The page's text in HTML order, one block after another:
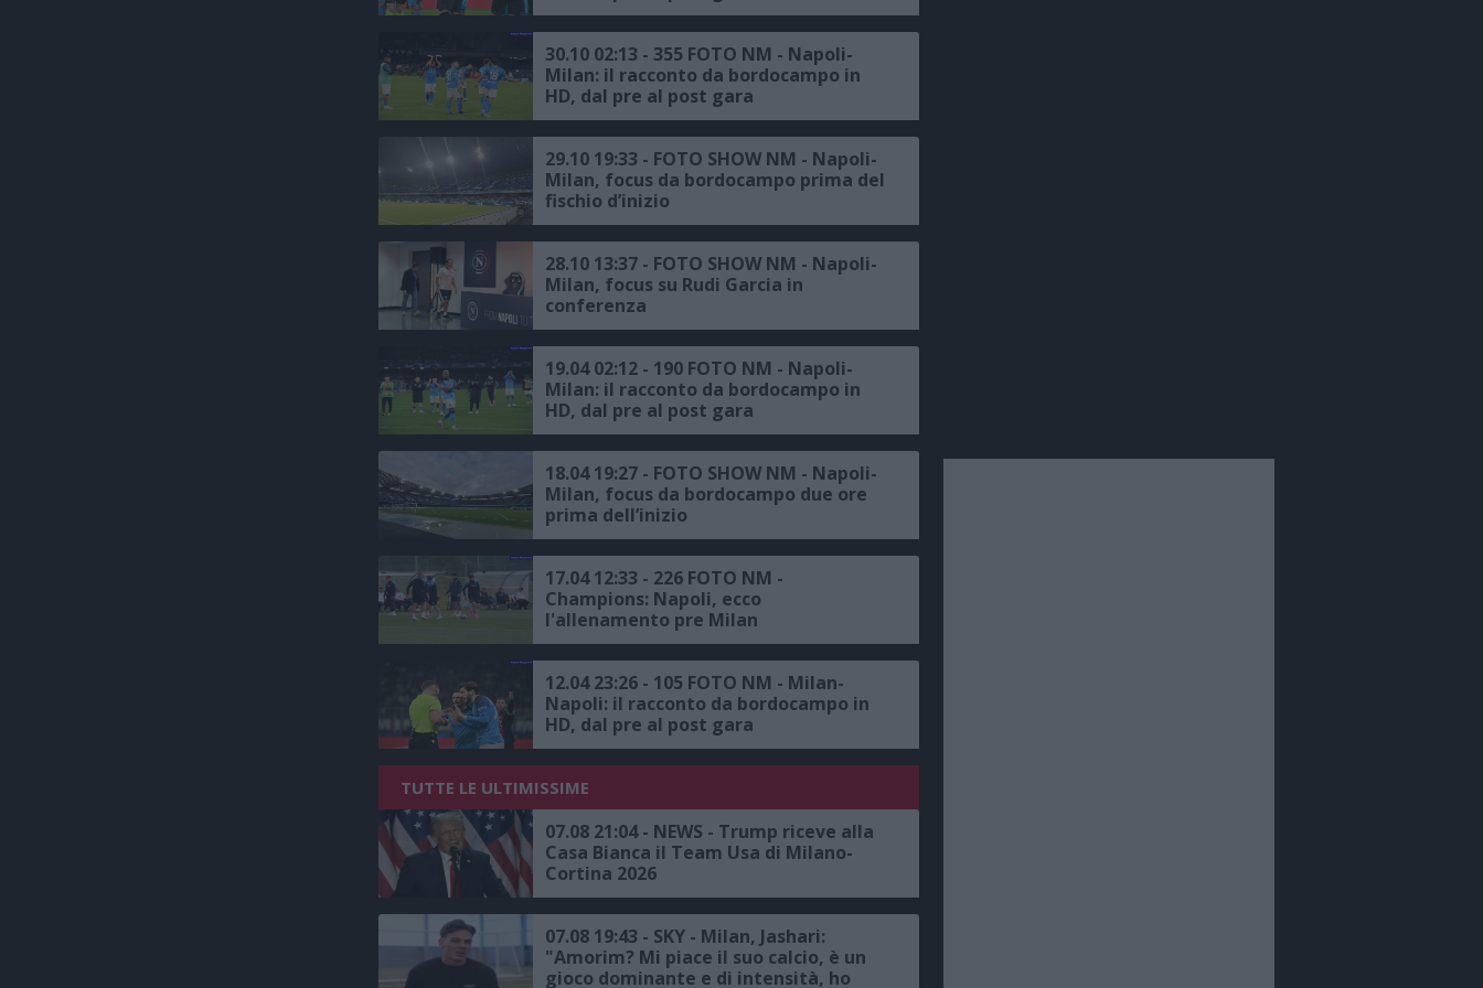
30.10 02:13 - 355 FOTO NM - Napoli-
Milan: il racconto da bordocampo in
HD, dal pre al post gara
29.10 19:33 - FOTO SHOW NM - Napoli-
Milan, focus da bordocampo prima del
fischio d’inizio
28.10 13:37 - FOTO SHOW NM - Napoli-
Milan, focus su Rudi Garcia in
conferenza
19.04 02:12 - 190 FOTO NM - Napoli-
Milan: il racconto da bordocampo in
HD, dal pre al post gara
18.04 19:27 - FOTO SHOW NM - Napoli-
Milan, focus da bordocampo due ore
prima dell’inizio
17.04 12:33 - 226 FOTO NM -
Champions: Napoli, ecco
l'allenamento pre Milan
12.04 23:26 - 105 FOTO NM - Milan-
Napoli: il racconto da bordocampo in
HD, dal pre al post gara
TUTTE LE ULTIMISSIME
07.08 21:04 - NEWS - Trump riceve alla
Casa Bianca il Team Usa di Milano-
Cortina 2026
07.08 19:43 - SKY - Milan, Jashari:
"Amorim? Mi piace il suo calcio, è un
gioco dominante e di intensità, ho